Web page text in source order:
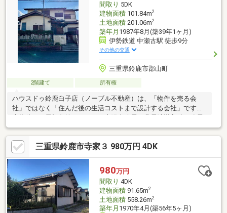
間取り 5DK
建物面積101.84m2
土地面積201.06m2
築年月 1987年8月(築39年1ヶ月)
伊勢鉄道 中瀬古駅 徒歩9分
その他の交通
三重県鈴鹿市郡山町
2階建て 所有権
ハウスドゥ鈴鹿白子店（ノーブル不動産）は、「物件を売る会
社」ではなく「住んだ後の生活コストまで設計する会社」です。
本物件では屋根条件をもとに、太陽光発電＋蓄電池導入時の発電
予測や光熱費削減シミュレーションをご提案。太陽光＋蓄電池の
活用により年間約15万～22万円の光熱費削減が期待できます（詳
しくは無料シミュレーションにて試算可能）「太陽の街」は、整
備された良好な住宅地街並みが美しく、落ち着いた住環境・公園
が近く、子どもの遊び場や散歩に便利・計画的な道路配置で、抜
け道になりにくく安心・小学校まで徒歩5分・伊勢鉄道「中瀬古」
駅まで徒歩圏内
三重県鈴鹿市寺家３ 980万円 4DK
980万円
間取り 4DK
建物面積91.65m2
土地面積558.26m2
築年月 1970年4月(築56年5ヶ月)